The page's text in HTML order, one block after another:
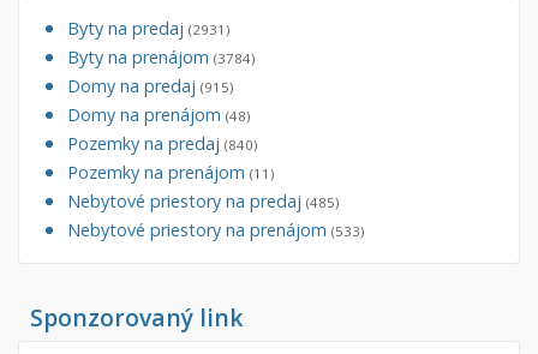
Byty na predaj (2931)
Byty na prenájom (3784)
Domy na predaj (915)
Domy na prenájom (48)
Pozemky na predaj (840)
Pozemky na prenájom (11)
Nebytové priestory na predaj (485)
Nebytové priestory na prenájom (533)
Sponzorovaný link